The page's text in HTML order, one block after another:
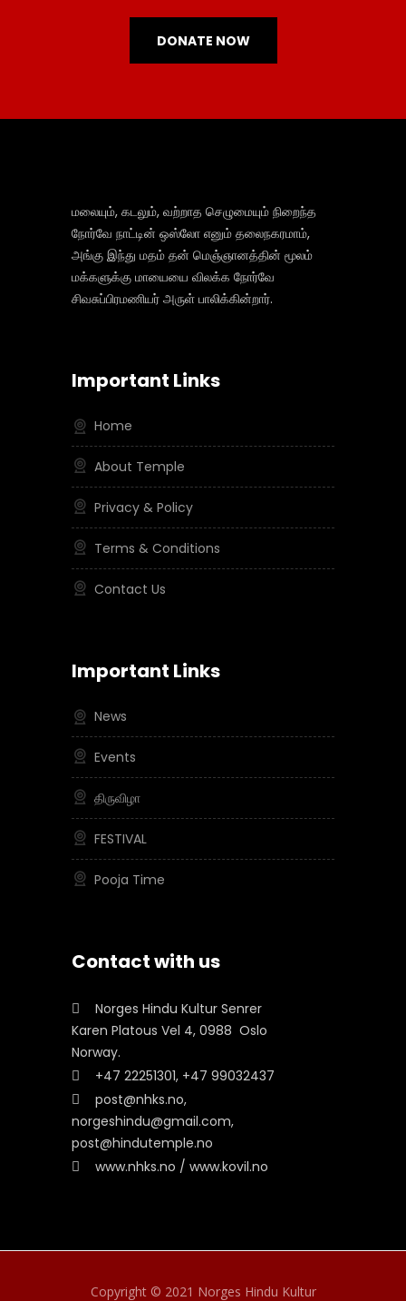
DONATE NOW
மலையும், கடலும், வற்றாத செழுமையும் நிறைந்த
நோர்வே நாட்டின் ஒஸ்லோ எனும் தலைநகரமாம்,
அங்கு இந்து மதம் தன் மெஞ்ஞானத்தின் மூலம்
மக்களுக்கு மாயையை விலக்க நோர்வே
சிவசுப்பிரமணியர் அருள் பாலிக்கின்றார்.
Important Links
Home
About Temple
Privacy & Policy
Terms & Conditions
Contact Us
Important Links
News
Events
திருவிழா
FESTIVAL
Pooja Time
Contact with us
Norges Hindu Kultur Senrer
Karen Platous Vel 4, 0988 Oslo
Norway.
+47 22251301, +47 99032437
post@nhks.no,
norgeshindu@gmail.com,
post@hindutemple.no
www.nhks.no / www.kovil.no
Copyright © 2021 Norges Hindu Kultur